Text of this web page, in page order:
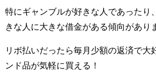
特にギャンブルが好きな人であったり
きな人に大きな借金がある傾向があり
リボ払いだったら毎月少額の返済で大
ンド品が気軽に買える！